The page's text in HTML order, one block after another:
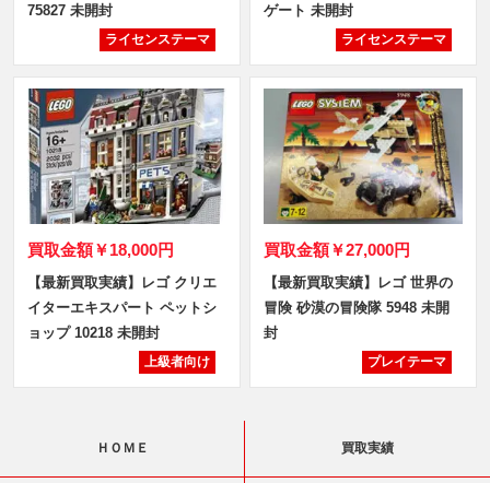
75827 未開封
ライセンステーマ
ゲート 未開封
ライセンステーマ
買取金額￥18,000円
【最新買取実績】レゴ クリエ
イターエキスパート ペットシ
ョップ 10218 未開封
上級者向け
買取金額￥27,000円
【最新買取実績】レゴ 世界の
冒険 砂漠の冒険隊 5948 未開
封
プレイテーマ
ＨＯＭＥ 買取実績